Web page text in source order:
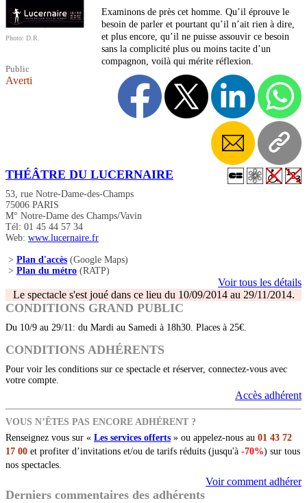
Photo: D.R.
Public
Averti
Examinons de près cet homme. Qu’il éprouve le
besoin de parler et pourtant qu’il n’ait rien à dire,
et plus encore, qu’il ne puisse assouvir ce besoin
sans la complicité plus ou moins tacite d’un
compagnon, voilà qui mérite réflexion.
THÉÂTRE DU LUCERNAIRE
53, rue Notre-Dame-des-Champs
75006 PARIS
M° Notre-Dame des Champs/Vavin
Tél: 01 45 44 57 34
Web: www.lucernaire.fr
> Plan d'accès (Google Maps)
> Plan du métro (RATP)
Voir tous les détails
Le spectacle s'est joué dans ce lieu du 10/09/2014 au 29/11/2014.
CONDITIONS GRAND PUBLIC
Du 10/9 au 29/11: du Mardi au Samedi à 18h30. Places à 25€.
CONDITIONS ADHÉRENTS
Pour voir les conditions sur ce spectacle et réserver, connectez-vous avec
votre compte.
Accès adhérent
VOUS N’ÊTES PAS ENCORE ADHÉRENT ?
Renseignez vous sur « Les services offerts » ou appelez-nous au 01 43 72
17 00 et profiter d’invitations et/ou de tarifs réduits (jusqu'à -70%) sur tous
nos spectacles.
Voir comment adhérer
Derniers commentaires des adhérents